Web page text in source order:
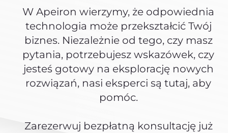
W Apeiron wierzymy, że odpowiednia
technologia może przekształcić Twój
biznes. Niezależnie od tego, czy masz
pytania, potrzebujesz wskazówek, czy
jesteś gotowy na eksplorację nowych
rozwiązań, nasi eksperci są tutaj, aby
pomóc.
Zarezerwuj bezpłatną konsultację już